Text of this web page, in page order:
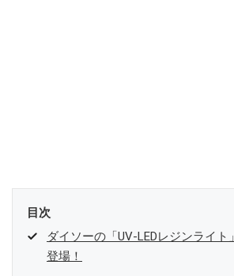
目次
ダイソーの「UV-LEDレジンライト
登場！